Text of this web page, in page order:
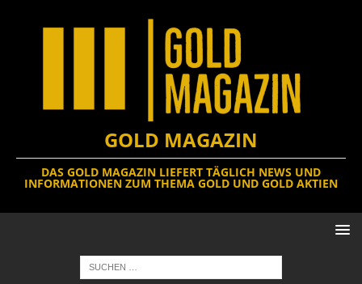
GOLD MAGAZIN
DAS GOLD MAGAZIN LIEFERT TÄGLICH NEWS UND
INFORMATIONEN ZUM THEMA GOLD UND GOLD AKTIEN